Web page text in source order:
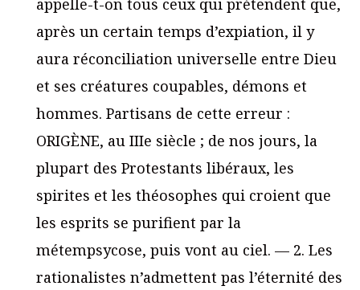
appelle-t-on tous ceux qui prétendent que,
après un certain temps d’expiation, il y
aura réconciliation universelle entre Dieu
et ses créatures coupables, démons et
hommes. Partisans de cette erreur :
ORIGÈNE, au IIIe siècle ; de nos jours, la
plupart des Protestants libéraux, les
spirites et les théosophes qui croient que
les esprits se purifient par la
métempsycose, puis vont au ciel. — 2. Les
rationalistes n’admettent pas l’éternité des